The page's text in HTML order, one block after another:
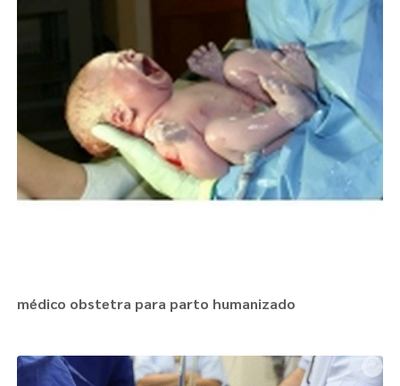
médico obstetra para parto humanizado